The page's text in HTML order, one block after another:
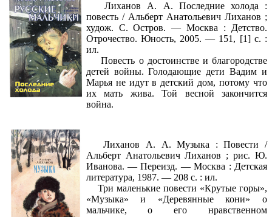
Лиханов А. А. Последние холода :
повесть / Альберт Анатольевич Лиханов ;
худож. С. Остров. — Москва : Детство.
Отрочество. Юность, 2005. — 151, [1] с. :
ил.
Повесть о достоинстве и благородстве
детей войны. Голодающие дети Вадим и
Марья не идут в детский дом, потому что
их мать жива. Той весной закончится
война.
Лиханов А. А. Музыка : Повести /
Альберт Анатольевич Лиханов ; рис. Ю.
Иванова. — Переизд. — Москва : Детская
литература, 1987. — 208 с. : ил.
Три маленькие повести «Крутые горы»,
«Музыка» и «Деревянные кони» о
мальчике, о его нравственном